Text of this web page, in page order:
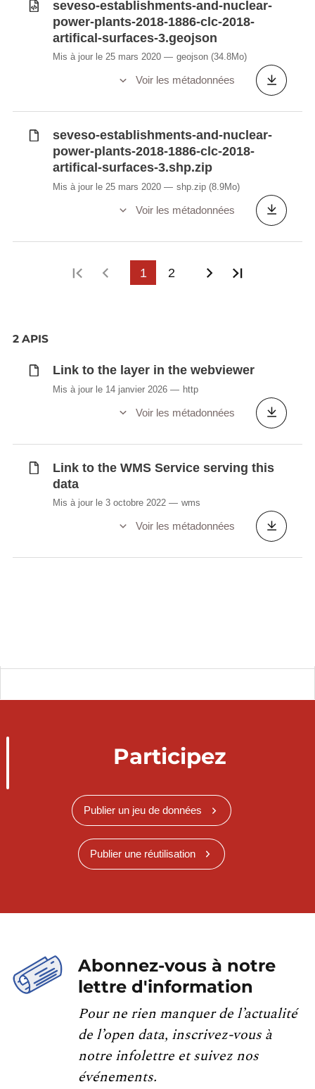
seveso-establishments-and-nuclear-
power-plants-2018-1886-clc-2018-
artifical-surfaces-3.geojson
Mis à jour le 25 mars 2020 geojson (34.8Mo)
Voir les métadonnées
seveso-establishments-and-nuclear-
power-plants-2018-1886-clc-2018-
artifical-surfaces-3.shp.zip
Mis à jour le 25 mars 2020 shp.zip (8.9Mo)
Voir les métadonnées
Première page
Page précédente
1 2 Page suivante
2 APIS
Link to the layer in the webviewer
Mis à jour le 14 janvier 2026 http
Voir les métadonnées
Link to the WMS Service serving this
data
Mis à jour le 3 octobre 2022 wms
Voir les métadonnées
Participez
Publier un jeu de données
Publier une réutilisation
Abonnez-vous à notre
lettre d'information
Pour ne rien manquer de l’actualité
de l’open data, inscrivez-vous à
notre infolettre et suivez nos
événements.